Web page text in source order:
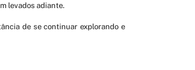
levados adiante.
de se continuar explorando e